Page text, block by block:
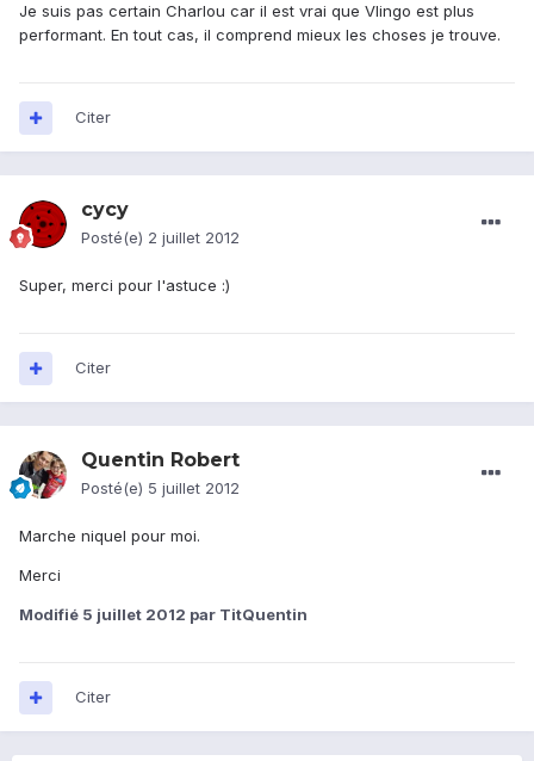
Je suis pas certain Charlou car il est vrai que Vlingo est plus
performant. En tout cas, il comprend mieux les choses je trouve.
Citer
cycy
Posté(e) 2 juillet 2012
Super, merci pour l'astuce :)
Citer
Quentin Robert
Posté(e) 5 juillet 2012
Marche niquel pour moi.
Merci
Modifié 5 juillet 2012 par TitQuentin
Citer